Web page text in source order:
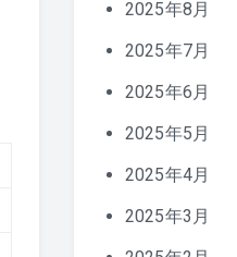
2025年8月
2025年7月
2025年6月
2025年5月
2025年4月
2025年3月